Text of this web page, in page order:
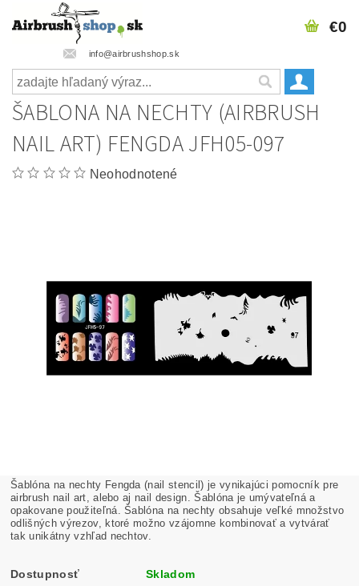
info@airbrushshop.sk
€0
ŠABLONA NA NECHTY (AIRBRUSH
NAIL ART) FENGDA JFH05-097
Neohodnotené
Šablóna na nechty Fengda (nail stencil) je vynikajúci pomocník pre
airbrush nail art, alebo aj nail design. Šablóna je umývateľná a
opakovane použiteľná. Šablóna na nechty obsahuje veľké množstvo
odlišných výrezov, ktoré možno vzájomne kombinovať a vytvárať
tak unikátny vzhľad nechtov.
Dostupnosť Skladom